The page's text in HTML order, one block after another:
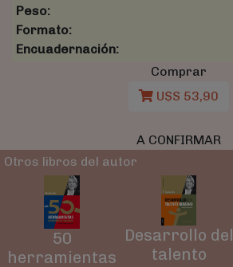
Peso:
Formato:
Encuadernación:
Comprar
U$S 53,90
A CONFIRMAR
Otros libros del autor
50
herramientas
Desarrollo del
talento